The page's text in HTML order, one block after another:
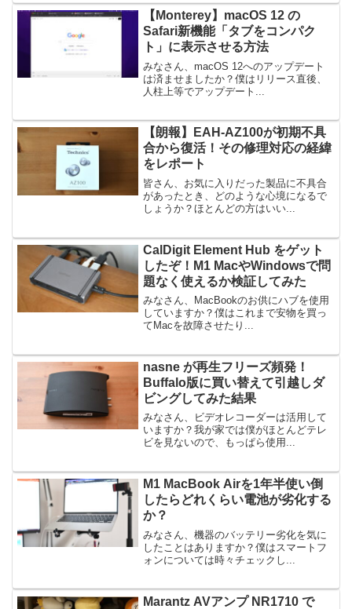
【Monterey】macOS 12 の
Safari新機能「タブをコンパク
ト」に表示させる方法
みなさん、macOS 12へのアップデート
は済ませましたか？僕はリリース直後、
人柱上等でアップデート...
【朗報】EAH-AZ100が初期不具
合から復活！その修理対応の経緯
をレポート
皆さん、お気に入りだった製品に不具合
があったとき、どのような心境になるで
しょうか？ほとんどの方はいい...
CalDigit Element Hub をゲット
したぞ！M1 MacやWindowsで問
題なく使えるか検証してみた
みなさん、MacBookのお供にハブを使用
していますか？僕はこれまで安物を買っ
てMacを故障させたり...
nasne が再生フリーズ頻発！
Buffalo版に買い替えて引越しダ
ビングしてみた結果
みなさん、ビデオレコーダーは活用して
いますか？我が家では僕がほとんどテレ
ビを見ないので、もっぱら使用...
M1 MacBook Airを1年半使い倒
したらどれくらい電池が劣化する
か？
みなさん、機器のバッテリー劣化を気に
したことはありますか？僕はスマートフ
ォンについては時々チェックし...
Marantz AVアンプ NR1710 で